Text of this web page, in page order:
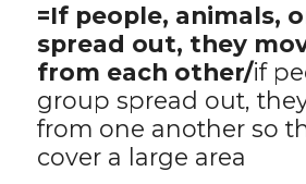
=If people, animals,
spread out, they
from each other/if
group spread out,
from one another so
cover a large area